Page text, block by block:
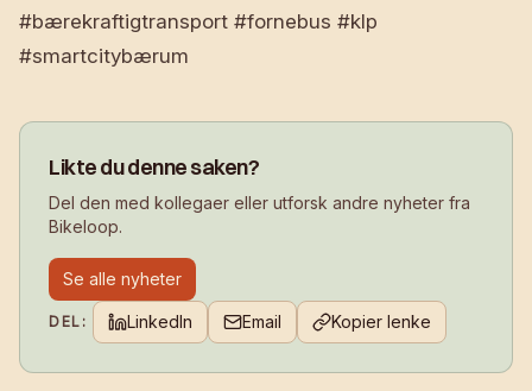
#bærekraftigtransport #fornebus #klp
#smartcitybærum
Likte du denne saken?
Del den med kollegaer eller utforsk andre nyheter fra
Bikeloop.
Se alle nyheter
DEL: LinkedIn Email Kopier lenke